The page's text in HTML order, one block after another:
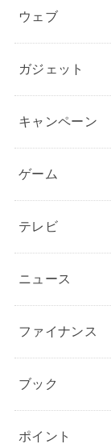
ウェブ
ガジェット
キャンペーン
ゲーム
テレビ
ニュース
ファイナンス
ブック
ポイント